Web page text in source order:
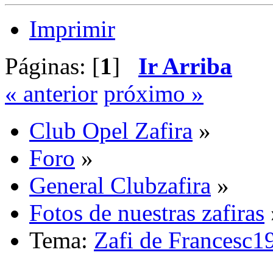
Imprimir
Páginas: [1] Ir Arriba
« anterior próximo »
Club Opel Zafira »
Foro »
General Clubzafira »
Fotos de nuestras zafiras
Tema: Zafi de